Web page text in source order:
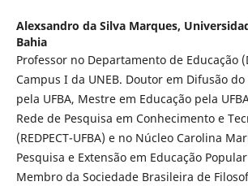
Alexsandro da Silva Marques,
Bahia
Professor no Departamento de Educação
Campus I da UNEB. Doutor em Difusão
pela UFBA, Mestre em Educação pela
Rede de Pesquisa em Conhecimento e
(REDPECT-UFBA) e no Núcleo Carolina
Pesquisa e Extensão em Educação Popular
Membro da Sociedade Brasileira de